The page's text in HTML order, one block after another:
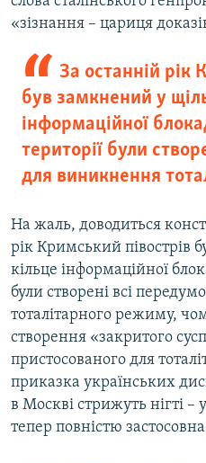
«зізнання – цариця
За останній рік
був замкнений у
інформаційної
території були
для виникнення
На жаль, доводиться
рік Кримський півострів
кільце інформаційної
були створені всі
тоталітарного режиму,
створення «закритого
пристосованого для
приказка українських
в Москві стрижуть нігті –
тепер повністю